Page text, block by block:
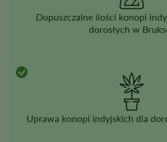
Dopuszczalne ilości konopi
dorosłych w
Uprawa konopi indyjskich dla